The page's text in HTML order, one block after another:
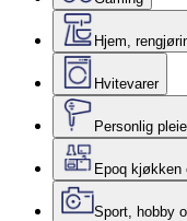
Hjem,
Hvitevarer
Personlig
Epoq kjøkken
Sport, hobby